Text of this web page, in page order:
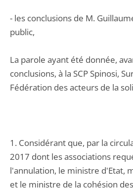
- les conclusions de M.
public,
La parole ayant été donnée,
conclusions, à la SCP Spinosi,
Fédération des acteurs de la
1. Considérant que, par la
2017 dont les associations
l'annulation, le ministre d'Etat,
et le ministre de la cohésion